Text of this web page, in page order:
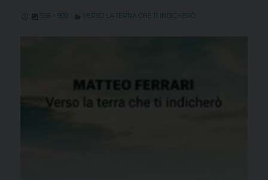
558 × 900 VERSO LA TERRA CHE TI INDICHERÒ